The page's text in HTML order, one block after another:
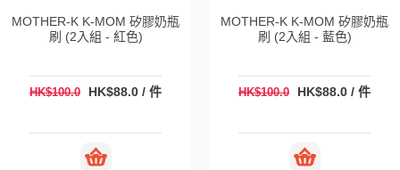
MOTHER-K K-MOM 矽膠奶瓶
刷 (2入組 - 紅色)
HK$100.0 HK$88.0 / 件
MOTHER-K K-MOM 矽膠奶瓶
刷 (2入組 - 藍色)
HK$100.0 HK$88.0 / 件